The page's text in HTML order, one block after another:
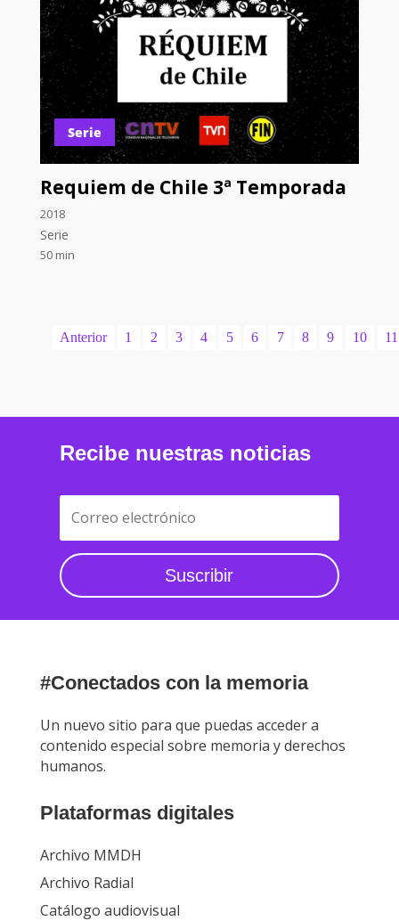
Serie
Requiem de Chile 3ª Temporada
2018
Serie
50 min
Anterior 1 2 3 4 5 6 7 8 9 10 11
Recibe nuestras noticias
Suscribir
#Conectados con la memoria
Un nuevo sitio para que puedas acceder a
contenido especial sobre memoria y derechos
humanos.
Plataformas digitales
Archivo MMDH
Archivo Radial
Catálogo audiovisual